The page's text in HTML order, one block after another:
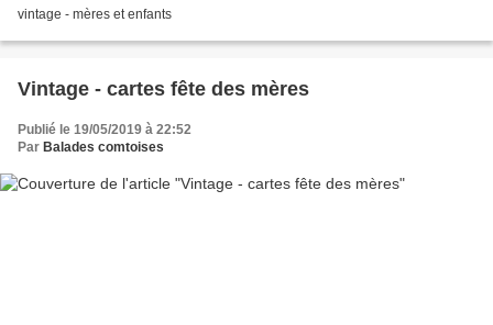
vintage - mères et enfants
Vintage - cartes fête des mères
Publié le 19/05/2019 à 22:52
Par Balades comtoises